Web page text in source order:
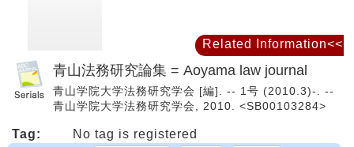
青山法務研究論集 = Aoyama law journal
青山学院大学法務研究学会 [編]. -- 1号 (2010.3)-. --
青山学院大学法務研究学会, 2010. <SB00103284>
Tag:
No tag is registered
Related Information<<